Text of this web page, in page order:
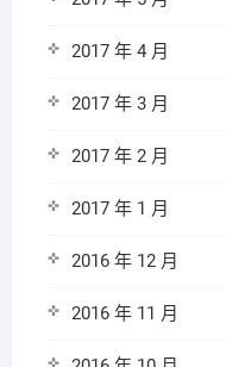
2017 年 4 月
2017 年 3 月
2017 年 2 月
2017 年 1 月
2016 年 12 月
2016 年 11 月